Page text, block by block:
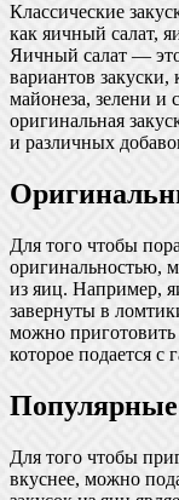
Классические
как яичный салат,
Яичный салат —
вариантов
майонеза, зелени
оригинальная
и различных
Для того чтобы
оригинальностью,
из яиц. Например,
завернуты в
можно
которое подается
Популярные
Для того чтобы
вкуснее, можно